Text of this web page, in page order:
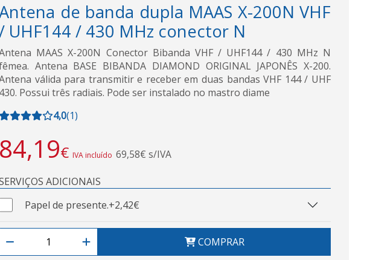
de banda dupla MAAS X-200N VHF
UHF144 / 430 MHz conector N
MAAS X-200N Conector Bibanda VHF / UHF144 / 430 MHz N
Antena BASE BIBANDA DIAMOND ORIGINAL JAPONÊS X-200.
válida para transmitir e receber em duas bandas VHF 144 / UHF
430. Possui três radiais. Pode ser instalado no mastro diame
4,0(1)
84,19€ IVA incluído 69,58€ s/IVA
ADICIONAIS
Papel de presente.+2,42€
COMPRAR